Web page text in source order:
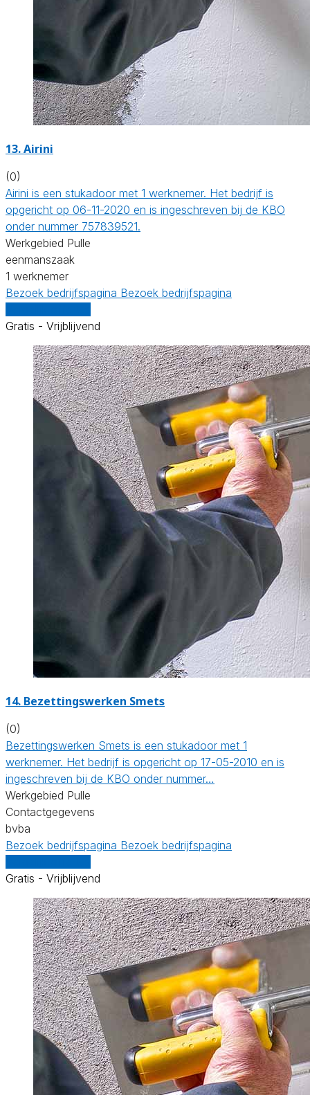
13. Airini
(0)
Airini is een stukadoor met 1 werknemer. Het bedrijf is
opgericht op 06-11-2020 en is ingeschreven bij de KBO
onder nummer 757839521.
Werkgebied Pulle
eenmanszaak
1 werknemer
Bezoek bedrijfspagina Bezoek bedrijfspagina
Gratis - Vrijblijvend
14. Bezettingswerken Smets
(0)
Bezettingswerken Smets is een stukadoor met 1
werknemer. Het bedrijf is opgericht op 17-05-2010 en is
ingeschreven bij de KBO onder nummer…
Werkgebied Pulle
Contactgegevens
bvba
Bezoek bedrijfspagina Bezoek bedrijfspagina
Gratis - Vrijblijvend